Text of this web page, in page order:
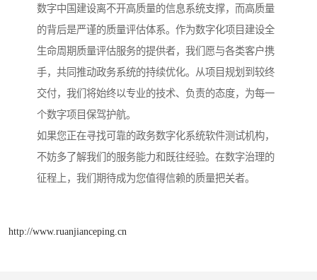
数字中国建设离不开高质量的信息系统支撑，而高质量
的背后是严谨的质量评估体系。作为数字化项目建设全
生命周期质量评估服务的提供者，我们愿与各类客户携
手，共同推动政务系统的持续优化。从项目规划到较终
交付，我们将始终以专业的技术、负责的态度，为每一
个数字项目保驾护航。
如果您正在寻找可靠的政务数字化系统软件测试机构，
不妨多了解我们的服务能力和既往经验。在数字治理的
征程上，我们期待成为您值得信赖的质量把关者。
http://www.ruanjianceping.cn